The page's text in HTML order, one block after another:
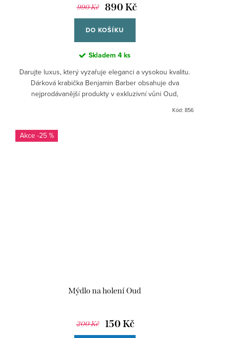
990 Kč 890 Kč
DO KOŠÍKU
Skladem 4 ks
Darujte luxus, který vyzařuje eleganci a vysokou kvalitu.
Dárková krabička Benjamin Barber obsahuje dva
nejprodávanější produkty v exkluzivní vůni Oud,
Kód: 856
-25 %
Mýdlo na holení Oud
200 Kč 150 Kč